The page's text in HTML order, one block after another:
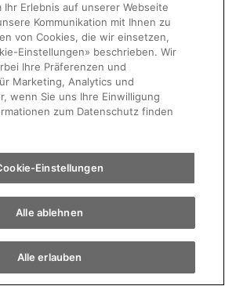
Probefahrt
Terminvereinbarung
Auto finden
Elektromobilität
08:00 - 12:00
13:00 - 18:30
Geschlossen
Ihr Erlebnis auf unserer Webseite
Kommunikation mit Ihnen zu
von Cookies, die wir einsetzen,
Einstellungen» beschrieben. Wir
Ihre Präferenzen und
Marketing, Analytics und
wenn Sie uns Ihre Einwilligung
zum Datenschutz finden
Einstellungen
Alle ablehnen
Alle erlauben